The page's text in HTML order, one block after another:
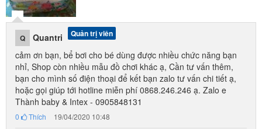
Q Quantri Quản trị viên
cảm ơn bạn, bể bơi cho bé dùng được nhiều chức năng bạn
nhỉ, Shop còn nhiều mẫu đồ chơi khác ạ, Cần tư vấn thêm,
bạn cho mình số điện thoại để kết bạn zalo tư vấn chi tiết ạ,
hoặc gọi giúp tới hotline miễn phí 0868.246.246 ạ. Zalo e
Thành baby & Intex - 0905848131
0 Thích 19/04/2020 10:48